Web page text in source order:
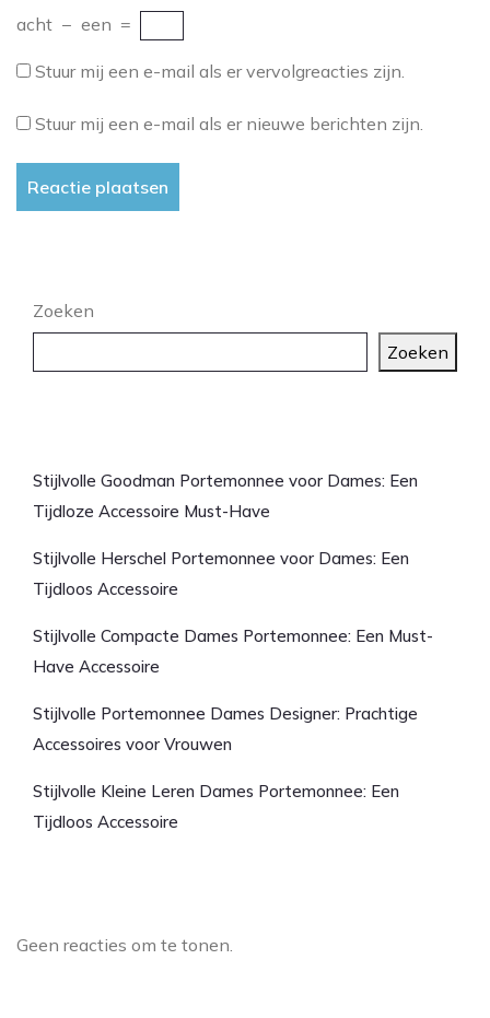
acht − een =
Stuur mij een e-mail als er vervolgreacties zijn.
Stuur mij een e-mail als er nieuwe berichten zijn.
Zoeken
Zoeken
Stijlvolle Goodman Portemonnee voor Dames: Een
Tijdloze Accessoire Must-Have
Stijlvolle Herschel Portemonnee voor Dames: Een
Tijdloos Accessoire
Stijlvolle Compacte Dames Portemonnee: Een Must-
Have Accessoire
Stijlvolle Portemonnee Dames Designer: Prachtige
Accessoires voor Vrouwen
Stijlvolle Kleine Leren Dames Portemonnee: Een
Tijdloos Accessoire
Geen reacties om te tonen.